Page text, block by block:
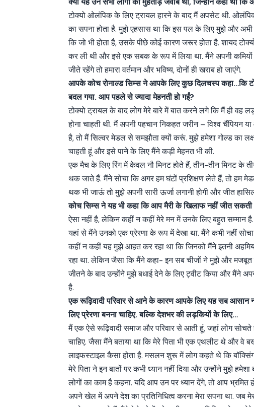
टोक्यो ओलंपिक के लिए ट्रायल हारने के बाद मैं अपसेट थी.
का सपना होता है. मुझे एहसास था कि इस पल के लिए मुझे और अभी
कि जो भी होता है, उसके पीछे कोई कारण जरूर होता है. शायद
कर ली थी और इसे एक सबक के रूप में लिया था. मैंने अपनी
जीते रहेंगे तो हमारा वर्तमान और भविष्य, दोनों ही खराब हो जाएंगे.
आपके कोच रोनाल्ड सिम्स ने आपके लिए कुछ दिलचस्प कहा…कि
बदल गया. आप पहले से ज्यादा मेहनती हो गईं?
टोक्यो ट्रायल के बाद लोग मेरे बारे में बात करने लगे कि मैं ही वह
होना चाहती थी. मैं अपनी पहचान निकहत जरीन – विश्व चैंपियन
है, तो मैं सिल्वर मेडल से समझौता क्यों करूं. मुझे हमेशा गोल्ड का
चाहती हूं और इसे पाने के लिए मैंने कड़ी मेहनत भी की.
एक मैच के लिए रिंग में केवल नौ मिनट होते हैं, तीन-तीन मिनट के
थक जाते हैं. मैंने सोचा कि अगर हम घंटों प्रशिक्षण लेते हैं, तो
थक भी जाऊं तो मुझे अपनी सारी ऊर्जा लगानी होगी और जीत
कोच सिम्स ने यह भी कहा कि आप मैरी के खिलाफ नहीं जीत
ऐसा नहीं है, लेकिन कहीं न कहीं मेरे मन में उनके लिए बहुत सम्मान
यहां से मैंने उनको एक प्रेरणा के रूप में देखा था. मैंने कभी नहीं सोचा
कहीं न कहीं यह मुझे आहत कर रहा था कि जिनको मैंने इतनी
रहा था. लेकिन जैसा कि मैंने कहा- इन सब चीजों ने मुझे और मजबूत
जीतने के बाद उन्होंने मुझे बधाई देने के लिए ट्वीट किया और मैंने
है.
एक रूढ़िवादी परिवार से आने के कारण आपके लिए यह सब आसान
लिए प्रेरणा बनना चाहिए. बल्कि देशभर की लड़कियों के लिए…
मैं एक ऐसे रूढ़िवादी समाज और परिवार से आती हूं, जहां लोग
चाहिए. जैसा मैंने बताया था कि मेरे पिता भी एक एथलीट थे और
लाइफस्टाइल कैसा होता है. मसलन शुरू में लोग कहते थे कि
मेरे पिता ने इन बातों पर कभी ध्यान नहीं दिया और उन्होंने मुझे
लोगों का काम है कहना. यदि आप उन पर ध्यान देंगे, तो आप भ्रमित
अपने खेल में अपने देश का प्रतिनिधित्व करना मेरा सपना था. जब